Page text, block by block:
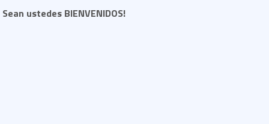
Sean ustedes BIENVENIDOS!